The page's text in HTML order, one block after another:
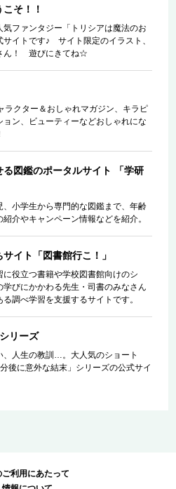
そ！！
ファンタジー「トリシアは魔法のお
サイトです♪ サイト限定のイラスト、
ん！ 遊びにきてね☆
ラクター＆おしゃれマガジン、キラピ
ン、ビューティーなどおしゃれにな
図鑑のポータルサイト 「学研
小学生から専門的な図鑑まで、年齢
介やキャンペーン情報などを紹介。
イト「図書館行こ！」
役立つ書籍や学校図書館向けのシ
びにかかわる先生・司書のみなさん
調べ学習を支援するサイトです。
リーズ
、人生の教訓…。大人気のショート
後に意外な結末」シリーズの公式サイ
利用にあたって